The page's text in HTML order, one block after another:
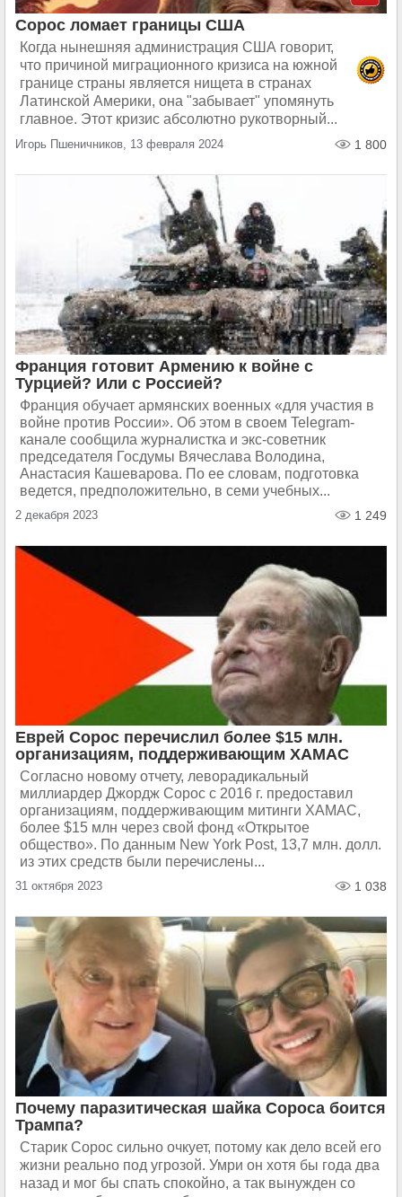
Сорос ломает границы США
Когда нынешняя администрация США говорит,
что причиной миграционного кризиса на южной
границе страны является нищета в странах
Латинской Америки, она "забывает" упомянуть
главное. Этот кризис абсолютно рукотворный...
Игорь Пшеничников, 13 февраля 2024 1 800
Франция готовит Армению к войне с
Турцией? Или с Россией?
Франция обучает армянских военных «для участия в
войне против России». Об этом в своем Telegram-
канале сообщила журналистка и экс-советник
председателя Госдумы Вячеслава Володина,
Анастасия Кашеварова. По ее словам, подготовка
ведется, предположительно, в семи учебных...
2 декабря 2023 1 249
Еврей Сорос перечислил более $15 млн.
организациям, поддерживающим ХАМАС
Согласно новому отчету, леворадикальный
миллиардер Джордж Сорос с 2016 г. предоставил
организациям, поддерживающим митинги ХАМАС,
более $15 млн через свой фонд «Открытое
общество». По данным New York Post, 13,7 млн. долл.
из этих средств были перечислены...
31 октября 2023 1 038
Почему паразитическая шайка Сороса боится
Трампа?
Старик Сорос сильно очкует, потому как дело всей его
жизни реально под угрозой. Умри он хотя бы года два
назад и мог бы спать спокойно, а так вынужден со